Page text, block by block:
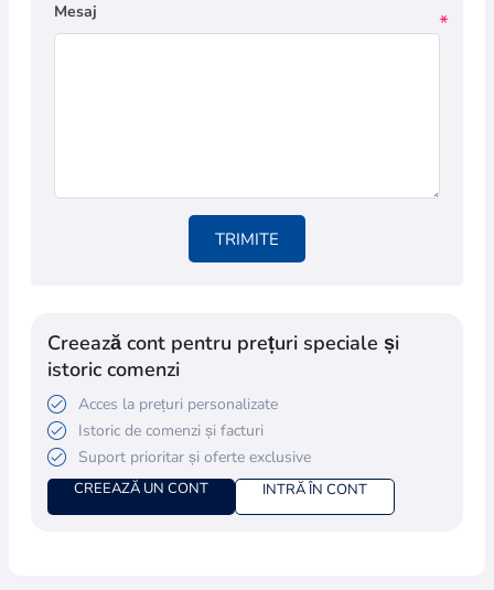
Mesaj *
TRIMITE
Creează cont pentru prețuri speciale și
istoric comenzi
Acces la prețuri personalizate
Istoric de comenzi și facturi
Suport prioritar și oferte exclusive
CREEAZĂ UN CONT INTRĂ ÎN CONT